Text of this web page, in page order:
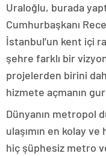
Uraloğlu, burada
Cumhurbaşkanı
İstanbul’un kent içi
şehre farklı bir
projelerden birini
hizmete açmanın
Dünyanın metropol
ulaşımın en kolay ve
hiç şüphesiz metro